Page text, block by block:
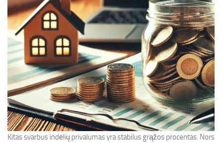
Kitas svarbus indėlių privalumas yra stabilus grąžos procentas. Nors